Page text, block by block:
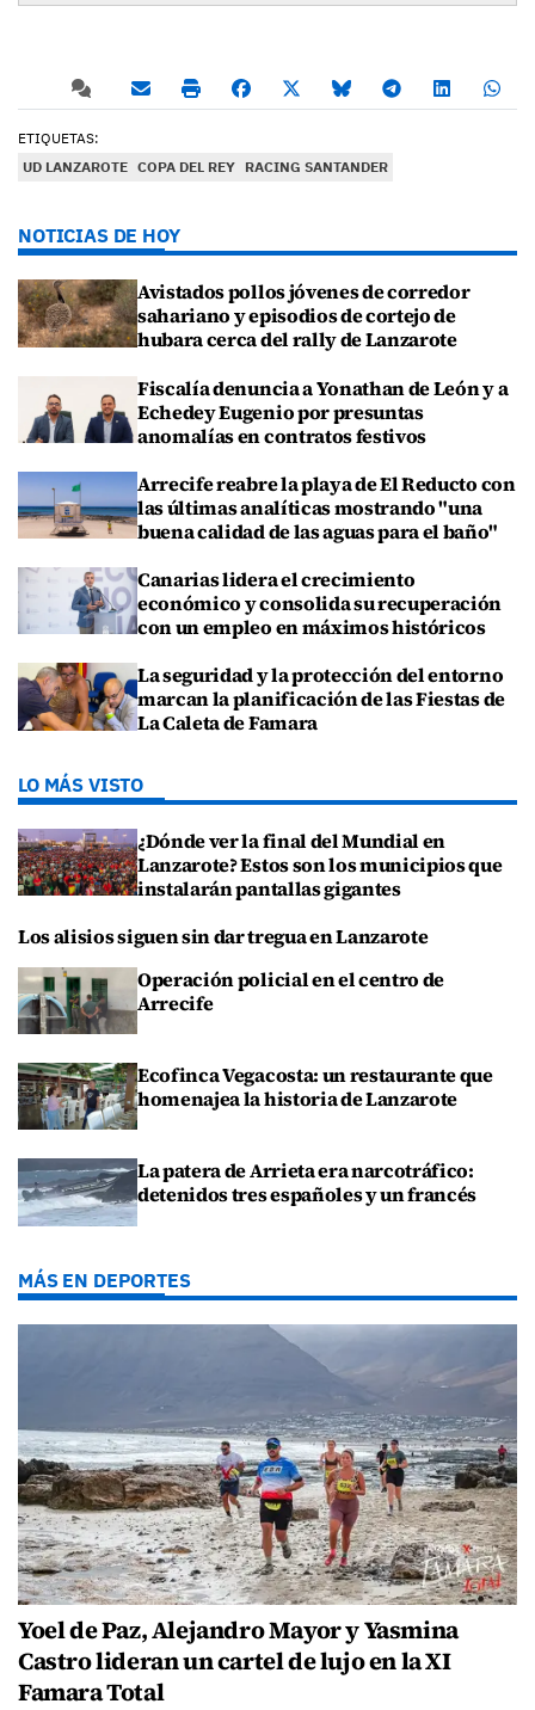
ETIQUETAS:
UD LANZAROTE COPA DEL REY RACING SANTANDER
NOTICIAS DE HOY
Avistados pollos jóvenes de corredor
sahariano y episodios de cortejo de
hubara cerca del rally de Lanzarote
Fiscalía denuncia a Yonathan de León y a
Echedey Eugenio por presuntas
anomalías en contratos festivos
Arrecife reabre la playa de El Reducto con
las últimas analíticas mostrando "una
buena calidad de las aguas para el baño"
Canarias lidera el crecimiento
económico y consolida su recuperación
con un empleo en máximos históricos
La seguridad y la protección del entorno
marcan la planificación de las Fiestas de
La Caleta de Famara
LO MÁS VISTO
¿Dónde ver la final del Mundial en
Lanzarote? Estos son los municipios que
instalarán pantallas gigantes
Los alisios siguen sin dar tregua en Lanzarote
Operación policial en el centro de
Arrecife
Ecofinca Vegacosta: un restaurante que
homenajea la historia de Lanzarote
La patera de Arrieta era narcotráfico:
detenidos tres españoles y un francés
MÁS EN DEPORTES
Yoel de Paz, Alejandro Mayor y Yasmina
Castro lideran un cartel de lujo en la XI
Famara Total